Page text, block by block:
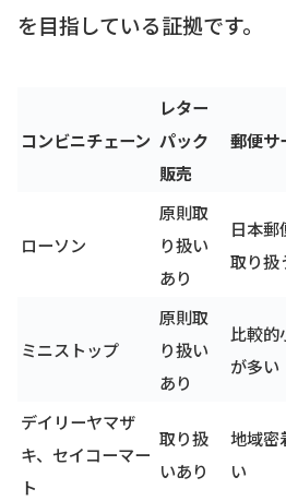
を目指している証拠です。
コンビニチェーン
レター
パック
販売
郵便サ
ローソン
原則取
り扱い
あり
日本郵
取り扱
ミニストップ
原則取
り扱い
あり
比較的
が多い
デイリーヤマザ
キ、セイコーマー
ト
取り扱
いあり
地域密
い